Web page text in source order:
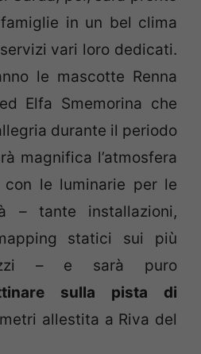
in un bel clima
vari loro dedicati.
le mascotte Renna
Elfa Smemorina che
durante il periodo
magnifica l’atmosfera
le luminarie per le
– tante installazioni,
statici sui più
– e sarà puro
sulla pista di
allestita a Riva del